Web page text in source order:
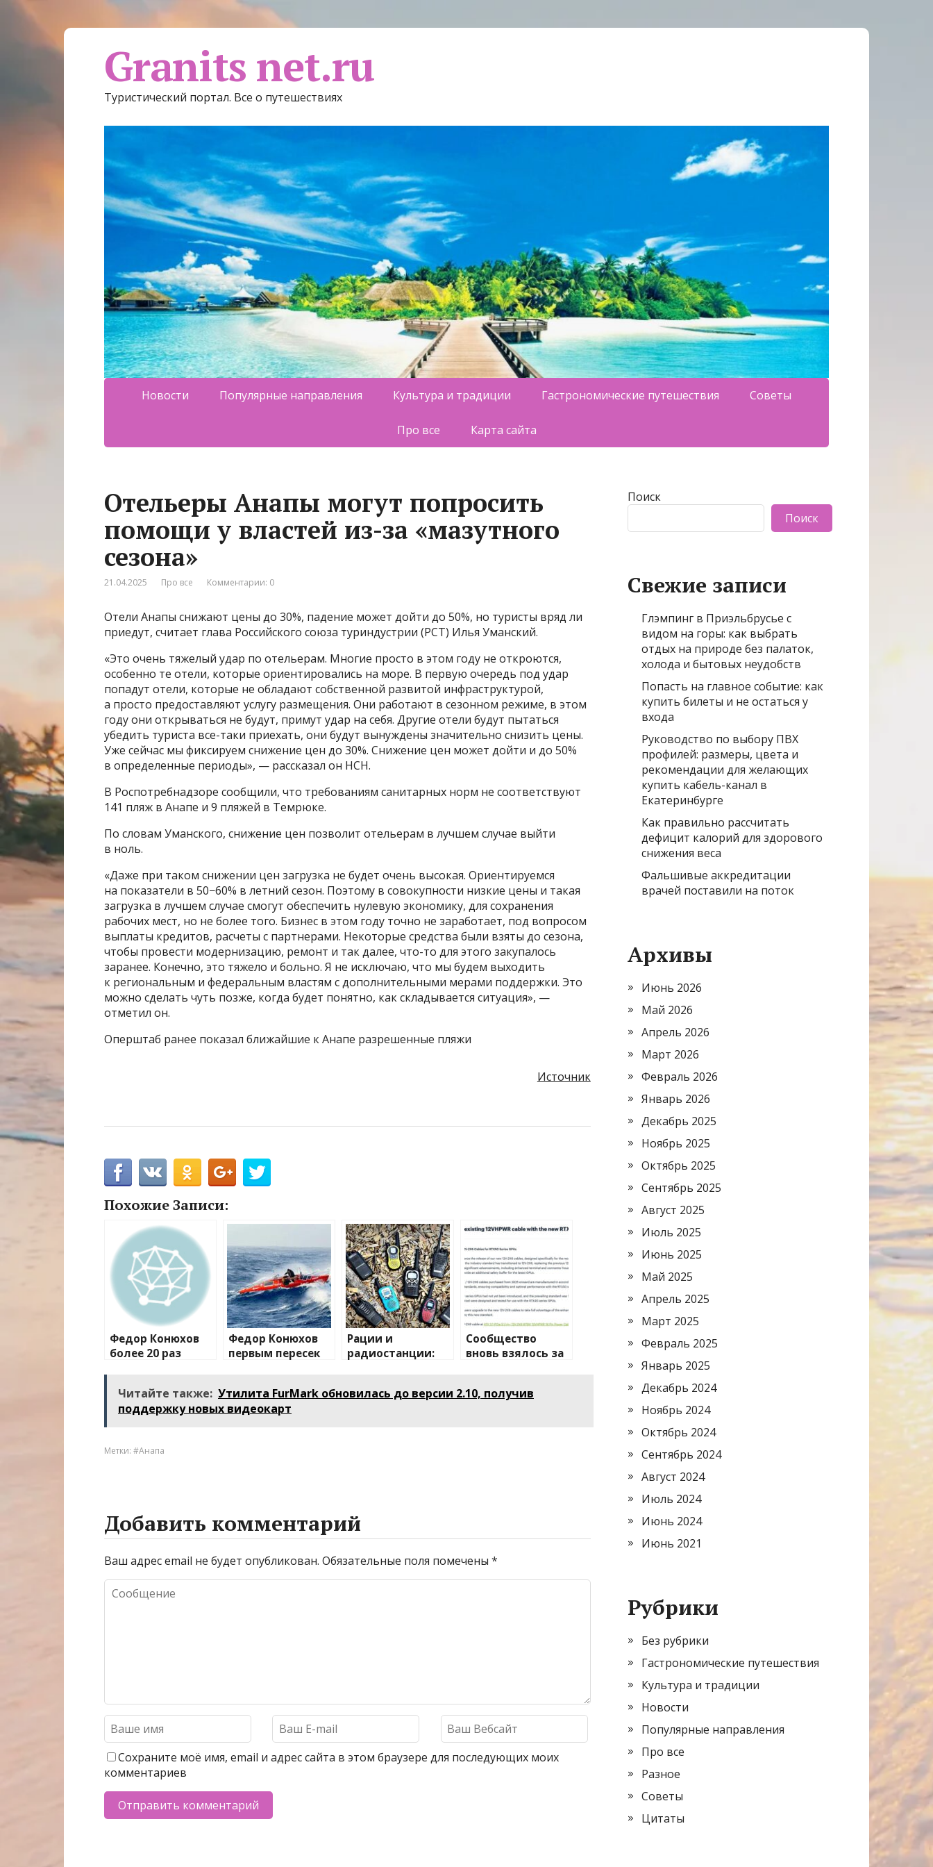
Granits net.ru
Туристический портал. Все о путешествиях
Новости Популярные направления Культура и традиции Гастрономические путешествия Советы
Про все Карта сайта
Отельеры Анапы могут попросить
помощи у властей из-за «мазутного
сезона»
21.04.2025 Про все Комментарии: 0
Отели Анапы снижают цены до 30%, падение может дойти до 50%, но туристы вряд ли
приедут, считает глава Российского союза туриндустрии (РСТ) Илья Уманский.
«Это очень тяжелый удар по отельерам. Многие просто в этом году не откроются,
особенно те отели, которые ориентировались на море. В первую очередь под удар
попадут отели, которые не обладают собственной развитой инфраструктурой,
а просто предоставляют услугу размещения. Они работают в сезонном режиме, в этом
году они открываться не будут, примут удар на себя. Другие отели будут пытаться
убедить туриста все-таки приехать, они будут вынуждены значительно снизить цены.
Уже сейчас мы фиксируем снижение цен до 30%. Снижение цен может дойти и до 50%
в определенные периоды», — рассказал он НСН.
В Роспотребнадзоре сообщили, что требованиям санитарных норм не соответствуют
141 пляж в Анапе и 9 пляжей в Темрюке.
По словам Уманского, снижение цен позволит отельерам в лучшем случае выйти
в ноль.
«Даже при таком снижении цен загрузка не будет очень высокая. Ориентируемся
на показатели в 50−60% в летний сезон. Поэтому в совокупности низкие цены и такая
загрузка в лучшем случае смогут обеспечить нулевую экономику, для сохранения
рабочих мест, но не более того. Бизнес в этом году точно не заработает, под вопросом
выплаты кредитов, расчеты с партнерами. Некоторые средства были взяты до сезона,
чтобы провести модернизацию, ремонт и так далее, что-то для этого закупалось
заранее. Конечно, это тяжело и больно. Я не исключаю, что мы будем выходить
к региональным и федеральным властям с дополнительными мерами поддержки. Это
можно сделать чуть позже, когда будет понятно, как складывается ситуация», —
отметил он.
Оперштаб ранее показал ближайшие к Анапе разрешенные пляжи
Источник
Похожие Записи:
Федор Конюхов
более 20 раз
Атлантики
Федор Конюхов
первым пересек
весельной лодке
Рации и
радиостанции:
миру
Сообщество
вновь взялось за
разъема 12V-2×6
Читайте также: Утилита FurMark обновилась до версии 2.10, получив
поддержку новых видеокарт
Метки: #Анапа
Добавить комментарий
Ваш адрес email не будет опубликован. Обязательные поля помечены *
Сохраните моё имя, email и адрес сайта в этом браузере для последующих моих
комментариев
Поиск
Поиск
Свежие записи
Глэмпинг в Приэльбрусье с
видом на горы: как выбрать
отдых на природе без палаток,
холода и бытовых неудобств
Попасть на главное событие: как
купить билеты и не остаться у
входа
Руководство по выбору ПВХ
профилей: размеры, цвета и
рекомендации для желающих
купить кабель-канал в
Екатеринбурге
Как правильно рассчитать
дефицит калорий для здорового
снижения веса
Фальшивые аккредитации
врачей поставили на поток
Архивы
Июнь 2026
Май 2026
Апрель 2026
Март 2026
Февраль 2026
Январь 2026
Декабрь 2025
Ноябрь 2025
Октябрь 2025
Сентябрь 2025
Август 2025
Июль 2025
Июнь 2025
Май 2025
Апрель 2025
Март 2025
Февраль 2025
Январь 2025
Декабрь 2024
Ноябрь 2024
Октябрь 2024
Сентябрь 2024
Август 2024
Июль 2024
Июнь 2024
Июнь 2021
Рубрики
Без рубрики
Гастрономические путешествия
Культура и традиции
Новости
Популярные направления
Про все
Разное
Советы
Цитаты